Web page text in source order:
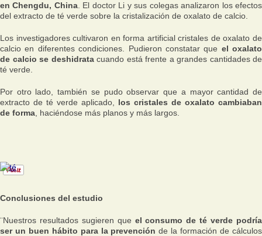
en Chengdu, China. El doctor Li y sus colegas analizaron los efectos
del extracto de té verde sobre la cristalización de oxalato de calcio.
Los investigadores cultivaron en forma artificial cristales de oxalato de
calcio en diferentes condiciones. Pudieron constatar que el oxalato
de calcio se deshidratacuando está frente a grandes cantidades de
té verde.
Por otro lado, también se pudo observar que a mayor cantidad de
extracto de té verde aplicado, los cristales de oxalato cambiaban
de forma , haciéndose más planos y más largos.
Conclusiones del estudio
¨Nuestros resultados sugieren que el consumo de té verde podría
ser un buen hábito para la prevención de la formación de cálculos